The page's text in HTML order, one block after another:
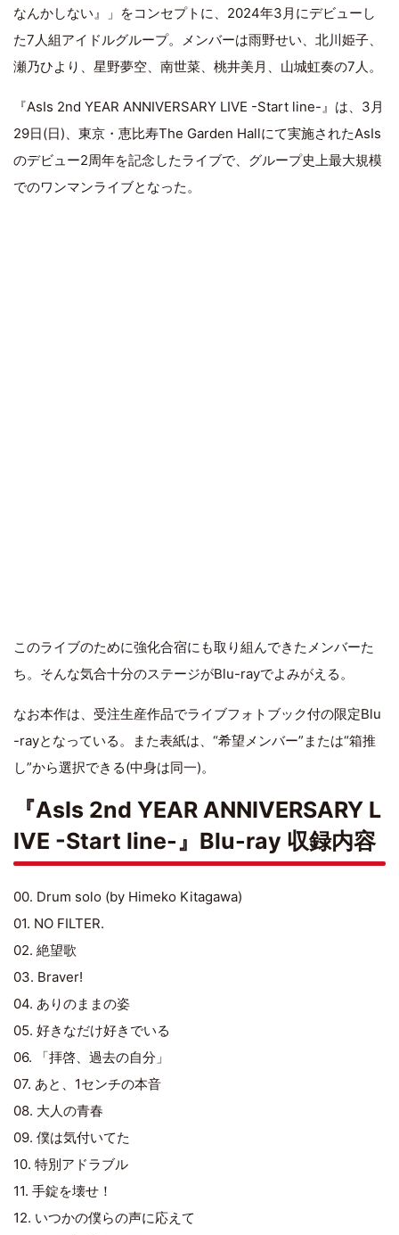
なんかしない』」をコンセプトに、2024年3月にデビューし
た7人組アイドルグループ。メンバーは雨野せい、北川姫子、
瀬乃ひより、星野夢空、南世菜、桃井美月、山城虹奏の7人。
『AsIs 2nd YEAR ANNIVERSARY LIVE -Start line-』は、3月
29日(日)、東京・恵比寿The Garden Hallにて実施されたAsIs
のデビュー2周年を記念したライブで、グループ史上最大規模
でのワンマンライブとなった。
このライブのために強化合宿にも取り組んできたメンバーた
ち。そんな気合十分のステージがBlu-rayでよみがえる。
なお本作は、受注生産作品でライブフォトブック付の限定Blu
-rayとなっている。また表紙は、“希望メンバー”または“箱推
し”から選択できる(中身は同一)。
『AsIs 2nd YEAR ANNIVERSARY L
IVE -Start line-』Blu-ray 収録内容
00. Drum solo (by Himeko Kitagawa)
01. NO FILTER.
02. 絶望歌
03. Braver!
04. ありのままの姿
05. 好きなだけ好きでいる
06. 「拝啓、過去の自分」
07. あと、1センチの本音
08. 大人の青春
09. 僕は気付いてた
10. 特別アドラブル
11. 手錠を壊せ！
12. いつかの僕らの声に応えて